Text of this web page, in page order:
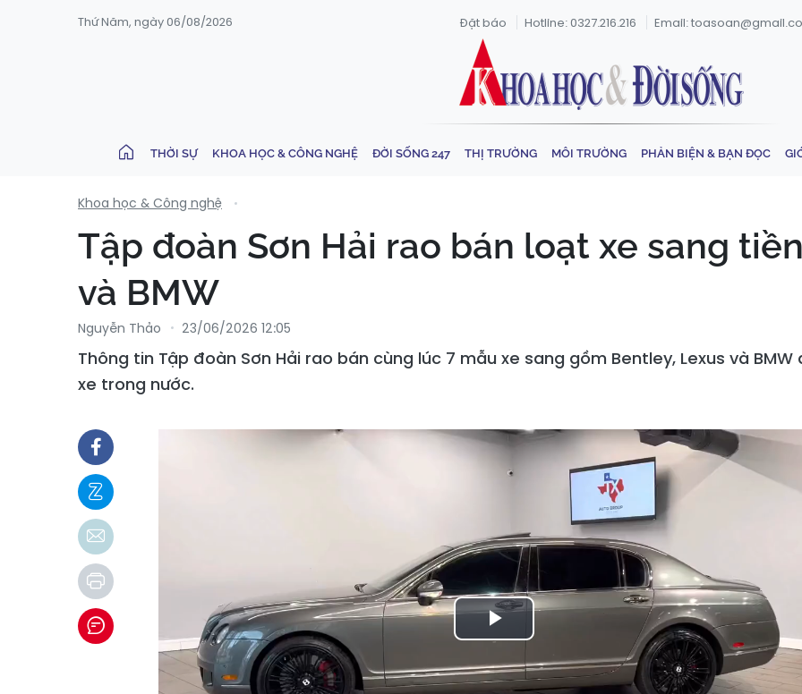
Thứ Năm, ngày 06/08/2026 Đặt báo Hotline: 0327.216.216 Email:
THỜI SỰ KHOA HỌC & CÔNG NGHỆ ĐỜI SỐNG 247 THỊ TRƯỜNG MÔI TRƯỜNG PHẢN BIỆN & BẠN ĐỌC
Khoa học & Công nghệ
Tập đoàn Sơn Hải rao bán loạt xe sang
và BMW
Nguyễn Thảo 23/06/2026 12:05
Thông tin Tập đoàn Sơn Hải rao bán cùng lúc 7 mẫu xe sang gồm Bentley, Lexus và
xe trong nước.
Play
Video